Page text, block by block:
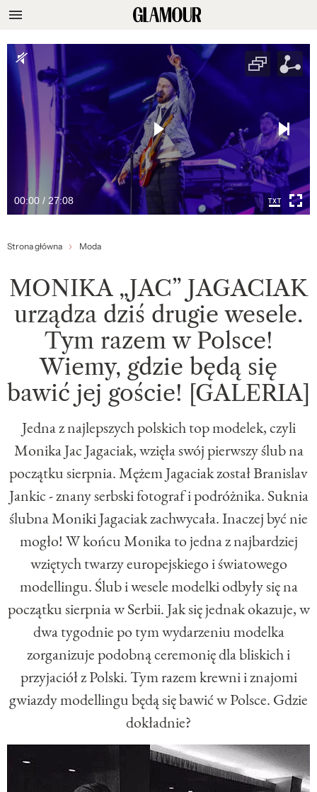
00:00 / 27:08
Strona główna Moda
MONIKA „JAC” JAGACIAK
urządza dziś drugie wesele.
Tym razem w Polsce!
Wiemy, gdzie będą się
bawić jej goście! [GALERIA]
Jedna z najlepszych polskich top modelek, czyli
Monika Jac Jagaciak, wzięła swój pierwszy ślub na
początku sierpnia. Mężem Jagaciak został Branislav
Jankic - znany serbski fotograf i podróżnika. Suknia
ślubna Moniki Jagaciak zachwycała. Inaczej być nie
mogło! W końcu Monika to jedna z najbardziej
wziętych twarzy europejskiego i światowego
modellingu. Ślub i wesele modelki odbyły się na
początku sierpnia w Serbii. Jak się jednak okazuje, w
dwa tygodnie po tym wydarzeniu modelka
zorganizuje podobną ceremonię dla bliskich i
przyjaciół z Polski. Tym razem krewni i znajomi
gwiazdy modellingu będą się bawić w Polsce. Gdzie
dokładnie?